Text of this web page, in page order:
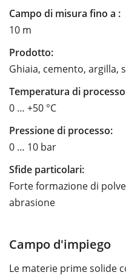
Campo di misura fino a :
10 m
Prodotto:
Ghiaia, cemento, argilla,
Temperatura di
0 … +50 °C
Pressione di processo:
0 … 10 bar
Sfide particolari:
Forte formazione di
abrasione
Campo d'impiego
Le materie prime solide